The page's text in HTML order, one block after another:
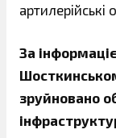
артилерійські
За
зруйновано